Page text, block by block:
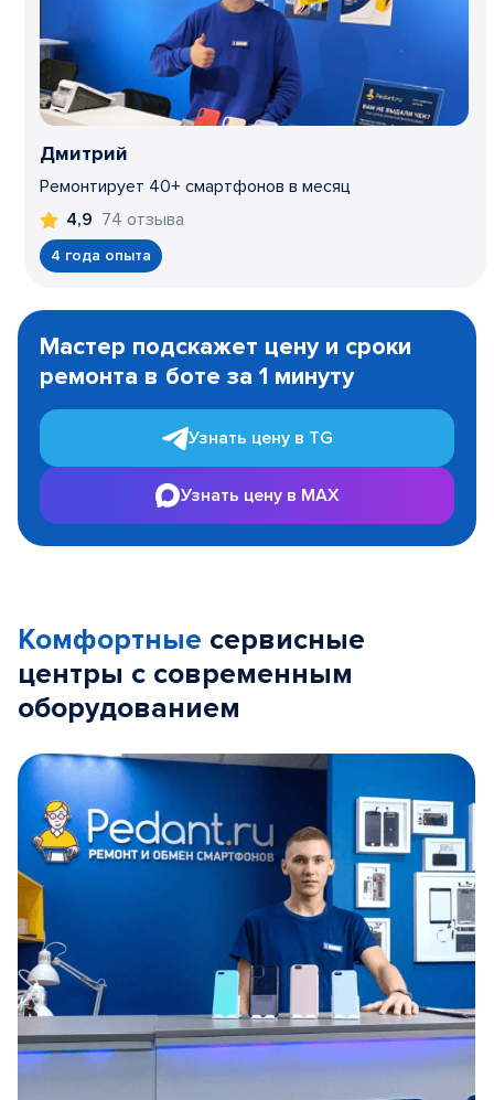
Дмитрий
Ремонтирует 40+ смартфонов в месяц
4,9 74 отзыва
4 года опыта
1
Мастер подскажет цену и сроки
ремонта в боте за 1 минуту
Узнать цену в TG
Узнать цену в MAX
Комфортные сервисные
центры с современным
оборудованием